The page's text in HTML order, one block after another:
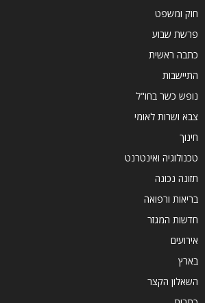
חוק ומשפט
פרשת שבוע
כתבה ראשית
התיישבות
נופש כשר בחו"ל
צבא ושרות לאומי
חינוך
טכנולוגיה ואינטרנט
תזונה נכונה
בריאות ורפואה
חדשות המגזר
אירועים
בארץ
השאלון הקצר